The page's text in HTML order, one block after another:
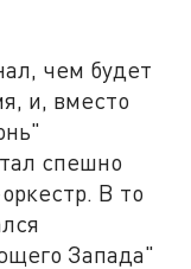
чем будет
и, вместо
спешно
В то
Запада"